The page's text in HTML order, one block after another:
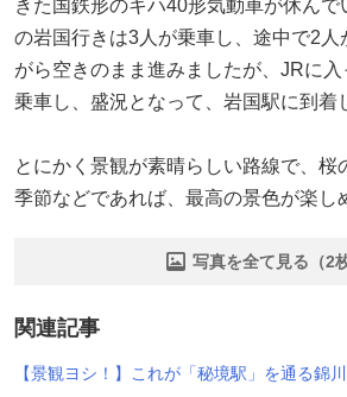
きた国鉄形のキハ40形気動車が休んで
の岩国行きは3人が乗車し、途中で2人
がら空きのまま進みましたが、JRに
乗車し、盛況となって、岩国駅に到着
とにかく景観が素晴らしい路線で、桜
季節などであれば、最高の景色が楽し
写真を全て見る（2枚
関連記事
【景観ヨシ！】これが「秘境駅」を通る錦